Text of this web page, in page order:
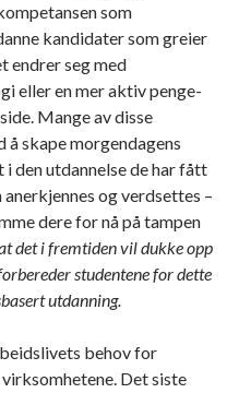
som
kandidater som greier
endrer seg med
eller en mer aktiv penge-
Mange av disse
skape morgendagens
den utdannelse de har fått
og verdsettes –
dere for nå på tampen
det i fremtiden vil dukke opp
studentene for dette
utdanning.
behov for
Det siste